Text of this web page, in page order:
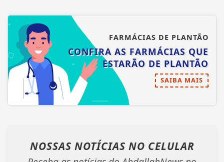
FARMÁCIAS DE PLANTÃO
CONFIRA AS FARMÁCIAS QUE
ESTARÃO DE PLANTÃO
SAIBA MAIS
NOSSAS NOTÍCIAS NO CELULAR